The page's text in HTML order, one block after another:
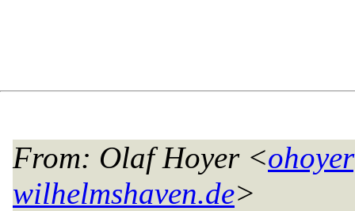
From: Olaf Hoyer <
wilhelmshaven.de>